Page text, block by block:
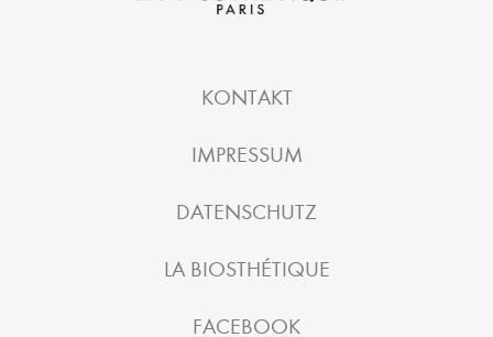
KONTAKT
IMPRESSUM
DATENSCHUTZ
LA BIOSTHÉTIQUE
FACEBOOK